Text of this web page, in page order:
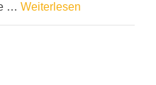
… Weiterlesen